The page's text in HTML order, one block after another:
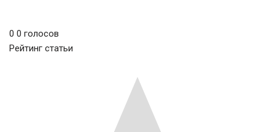
0 0 голосов
Рейтинг статьи